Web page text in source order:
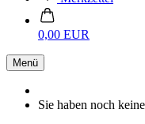
0,00 EUR
Menü
Sie haben noch